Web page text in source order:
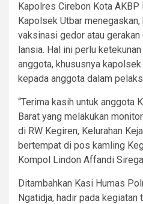
Kapolres Cirebon Kota AKBP
Kapolsek Utbar
vaksinasi gedor atau
lansia. Hal ini perlu
anggota, khususnya
kepada anggota dalam
“Terima kasih untuk anggota
Barat yang melakukan
di RW Kegiren, Kelurahan
bertempat di pos kamling
Kompol Lindon Affandi
Ditambahkan Kasi Humas
Ngatidja, hadir pada